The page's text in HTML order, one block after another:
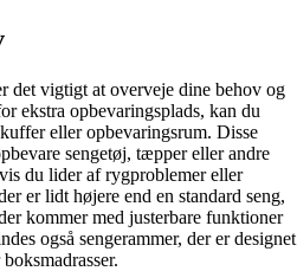
det vigtigt at overveje dine behov og
ekstra opbevaringsplads, kan du
eller opbevaringsrum. Disse
sengetøj, tæpper eller andre
du lider af rygproblemer eller
er lidt højere end en standard seng,
kommer med justerbare funktioner
også sengerammer, der er designet